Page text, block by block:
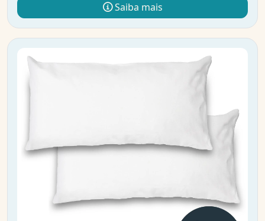
Saiba mais